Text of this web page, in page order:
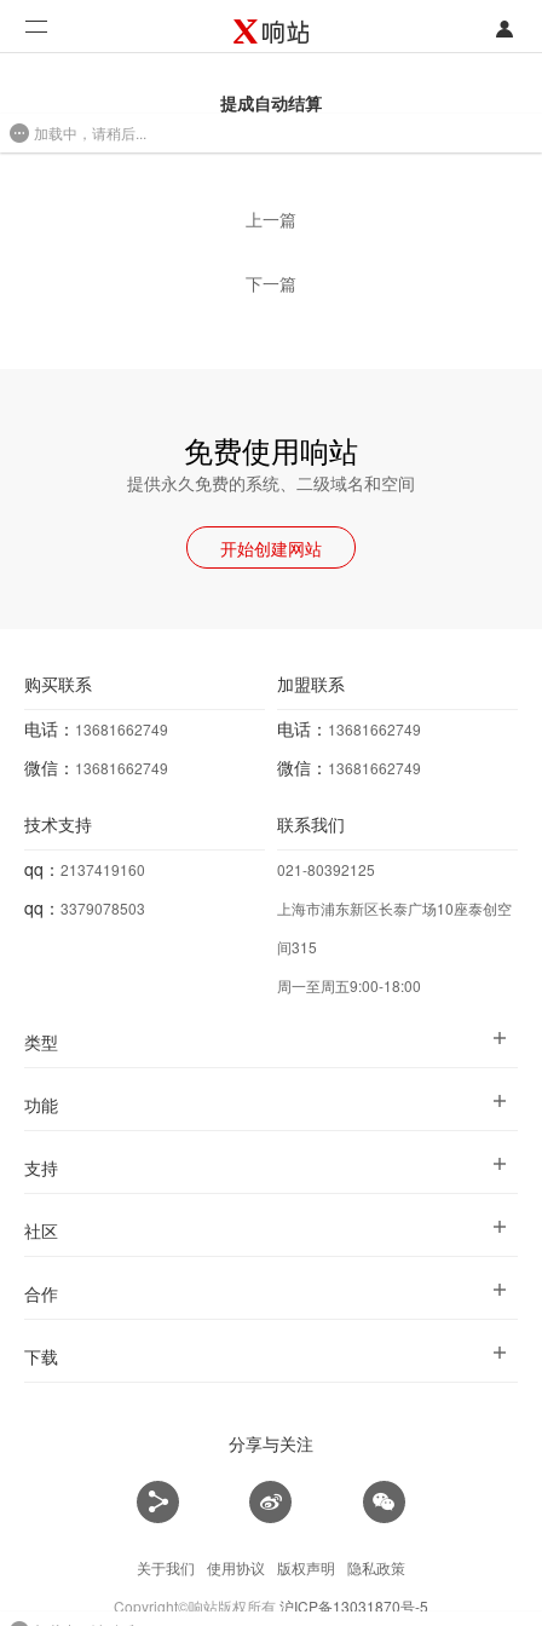
注册
开发类型
提成自动结算
上一篇
下一篇
免费使用响站
提供永久免费的系统、二级域名和空间
开始创建网站
购买联系
电话： 13681662749
微信： 13681662749
加盟联系
电话： 13681662749
微信： 13681662749
技术支持
qq： 2137419160
qq： 3379078503
联系我们
021-80392125
上海市浦东新区长泰广场10座泰创空
间315
周一至周五9:00-18:00
类型
功能
支持
社区
合作
下载
分享与关注
关于我们 使用协议 版权声明
隐私政策
Copyright©响站版权所有沪ICP备13031870号-5
加载中，请稍后...